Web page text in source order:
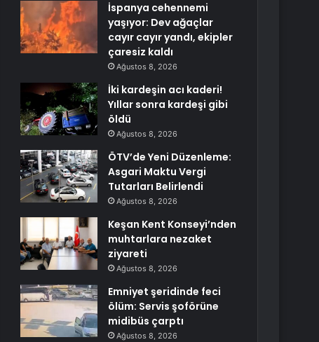
İspanya cehennemi
yaşıyor: Dev ağaçlar
cayır cayır yandı, ekipler
çaresiz kaldı
Ağustos 8, 2026
İki kardeşin acı kaderi!
Yıllar sonra kardeşi gibi
öldü
Ağustos 8, 2026
ÖTV’de Yeni Düzenleme:
Asgari Maktu Vergi
Tutarları Belirlendi
Ağustos 8, 2026
Keşan Kent Konseyi’nden
muhtarlara nezaket
ziyareti
Ağustos 8, 2026
Emniyet şeridinde feci
ölüm: Servis şoförüne
midibüs çarptı
Ağustos 8, 2026